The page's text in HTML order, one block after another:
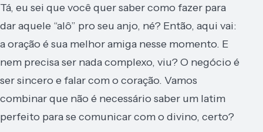
Tá, eu sei que você quer saber como fazer para
dar aquele “alô” pro seu anjo, né? Então, aqui vai:
a oração é sua melhor amiga nesse momento. E
nem precisa ser nada complexo, viu? O negócio é
ser sincero e falar com o coração. Vamos
combinar que não é necessário saber um latim
perfeito para se comunicar com o divino, certo?